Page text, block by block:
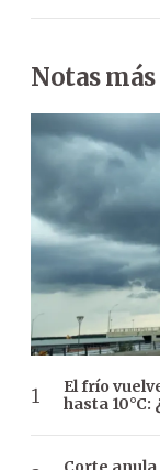
Notas
El frío
hasta